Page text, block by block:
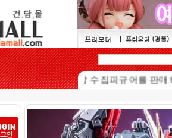
은 15세이상 수집피규어를 판매하는 쇼